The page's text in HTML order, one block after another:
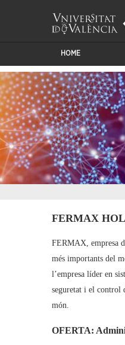
HOME
FERMAX
FERMAX, empresa
més importants del
l’empresa líder en
seguretat i el control
món.
OFERTA: